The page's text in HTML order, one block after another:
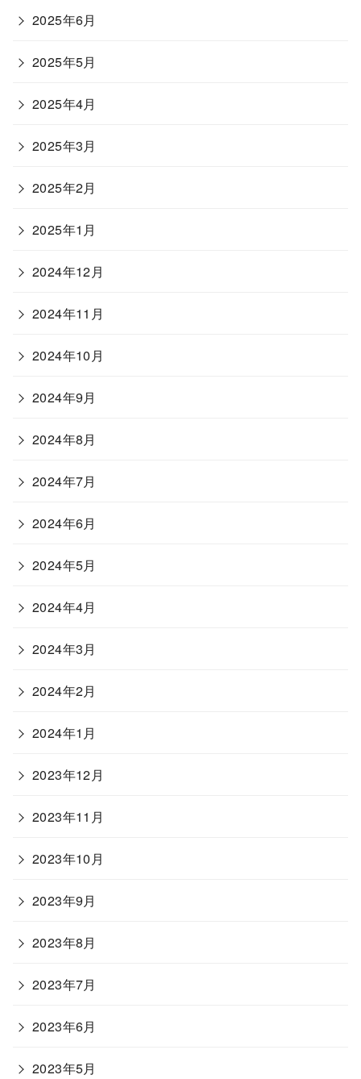
2025年6月
2025年5月
2025年4月
2025年3月
2025年2月
2025年1月
2024年12月
2024年11月
2024年10月
2024年9月
2024年8月
2024年7月
2024年6月
2024年5月
2024年4月
2024年3月
2024年2月
2024年1月
2023年12月
2023年11月
2023年10月
2023年9月
2023年8月
2023年7月
2023年6月
2023年5月